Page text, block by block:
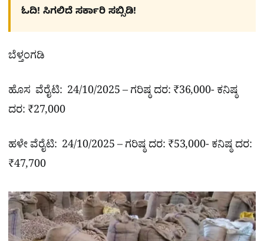
ಓದಿ! ಸಿಗಲಿದೆ ಸರ್ಕಾರಿ ಸಬ್ಸಿಡಿ!
ಬೆಳ್ತಂಗಡಿ
ಹೊಸ ವೆರೈಟಿ: 24/10/2025 – ಗರಿಷ್ಠ ದರ: ₹36,000- ಕನಿಷ್ಠ
ದರ: ₹27,000
ಹಳೇ ವೆರೈಟಿ: 24/10/2025 – ಗರಿಷ್ಠ ದರ: ₹53,000- ಕನಿಷ್ಠ ದರ:
₹47,700